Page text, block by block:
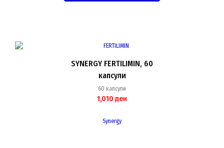
SYNERGY FERTILIMIN, 60
капсули
60 капсули
1,010 ден
Synergy